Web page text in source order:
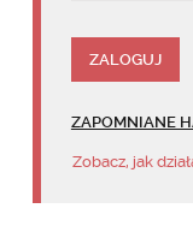
ZAPOMNIANE
Zobacz, jak